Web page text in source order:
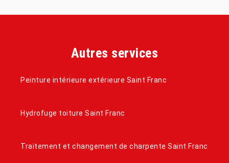
Autres services
Peinture intérieure extérieure Saint Franc
Hydrofuge toiture Saint Franc
Traitement et changement de charpente Saint Franc